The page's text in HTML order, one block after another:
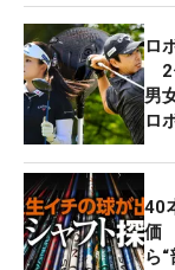
ロ
2
男
ロ
40
価
ら